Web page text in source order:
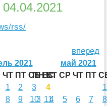
rss/
вперед
2021
ЧТ ПТ СБ ВС
1
2 3
4
8 9 10
11
май 2021
ПН ВТ СР ЧТ ПТ
1
3
4 5 6 7
8